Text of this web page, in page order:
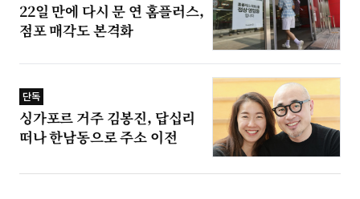
22일 만에 다시 문 연 홈플러스,
점포 매각도 본격화
단독
싱가포르 거주 김봉진, 답십리
떠나 한남동으로 주소 이전